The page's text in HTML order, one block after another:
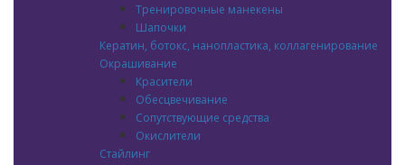
Тренировочные манекены
Шапочки
Кератин, ботокс, нанопластика, коллагенирование
Окрашивание
Красители
Обесцвечивание
Сопутствующие средства
Окислители
Стайлинг